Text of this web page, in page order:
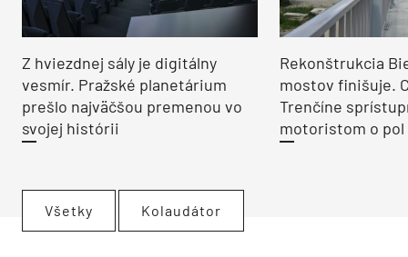
Z hviezdnej sály je digitálny
vesmír. Pražské planetárium
prešlo najväčšou premenou vo
svojej histórii
Rekonštrukcia
mostov finišuje.
Trenčíne
motoristom o pol
Všetky Kolaudátor